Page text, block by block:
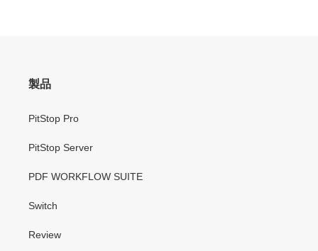
製品
PitStop Pro
PitStop Server
PDF WORKFLOW SUITE
Switch
Review